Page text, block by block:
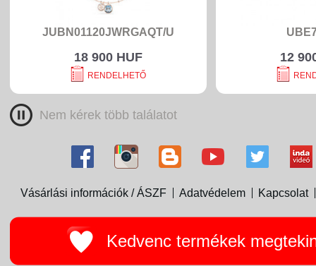
JUBN01120JWRGAQT/U
18 900 HUF
RENDELHETŐ
12
Nem kérek több találatot
Vásárlási információk / ÁSZF Adatvédelem Kapcsolat
Kedvenc termékek